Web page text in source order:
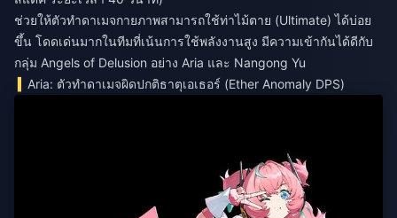
ช่วยให้ตัวทำดาเมจกายภาพสามารถใช้ท่าไม้ตาย (Ultimate) ได้บ่อย
ขึ้น โดดเด่นมากในทีมที่เน้นการใช้พลังงานสูง มีความเข้ากันได้ดีกับ
กลุ่ม Angels of Delusion อย่าง Aria และ Nangong Yu
Aria: ตัวทำดาเมจผิดปกติธาตุเอเธอร์ (Ether Anomaly DPS)